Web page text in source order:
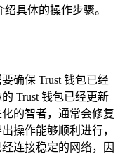
具体的操作步骤。
确保 Trust 钱包已经
Trust 钱包已经更新
的智者，通常会修复
操作能够顺利进行，
连接稳定的网络，因